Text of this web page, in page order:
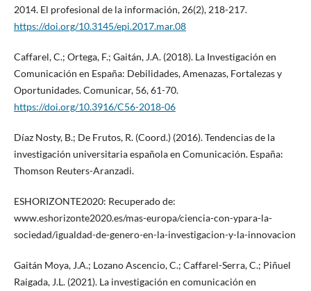
2014. El profesional de la información, 26(2), 218-217.
https://doi.org/10.3145/epi.2017.mar.08
Caffarel, C.; Ortega, F.; Gaitán, J.A. (2018). La Investigación en
Comunicación en España: Debilidades, Amenazas, Fortalezas y
Oportunidades. Comunicar, 56, 61-70.
https://doi.org/10.3916/C56-2018-06
Díaz Nosty, B.; De Frutos, R. (Coord.) (2016). Tendencias de la
investigación universitaria española en Comunicación. España:
Thomson Reuters-Aranzadi.
ESHORIZONTE2020: Recuperado de:
www.eshorizonte2020.es/mas-europa/ciencia-con-ypara-la-
sociedad/igualdad-de-genero-en-la-investigacion-y-la-innovacion
Gaitán Moya, J.A.; Lozano Ascencio, C.; Caffarel-Serra, C.; Piñuel
Raigada, J.L. (2021). La investigación en comunicación en